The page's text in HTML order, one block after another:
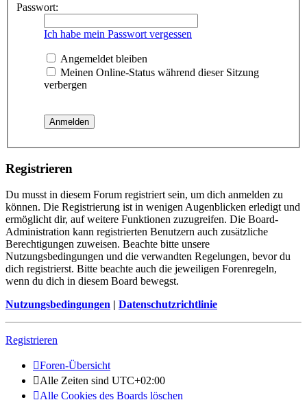
Passwort:
Ich habe mein Passwort vergessen
Angemeldet bleiben
Meinen Online-Status während dieser Sitzung
verbergen
Registrieren
Du musst in diesem Forum registriert sein, um dich anmelden zu
können. Die Registrierung ist in wenigen Augenblicken erledigt und
ermöglicht dir, auf weitere Funktionen zuzugreifen. Die Board-
Administration kann registrierten Benutzern auch zusätzliche
Berechtigungen zuweisen. Beachte bitte unsere
Nutzungsbedingungen und die verwandten Regelungen, bevor du
dich registrierst. Bitte beachte auch die jeweiligen Forenregeln,
wenn du dich in diesem Board bewegst.
Nutzungsbedingungen | Datenschutzrichtlinie
Registrieren
Foren-Übersicht
Alle Zeiten sind UTC+02:00
Alle Cookies des Boards löschen